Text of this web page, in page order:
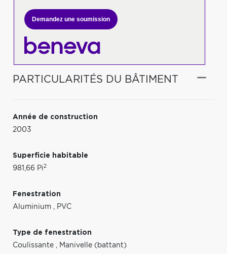
Demandez une soumission
PARTICULARITÉS DU BÂTIMENT
Année de construction
2003
Superficie habitable
981,66 Pi2
Fenestration
Aluminium , PVC
Type de fenestration
Coulissante , Manivelle (battant)